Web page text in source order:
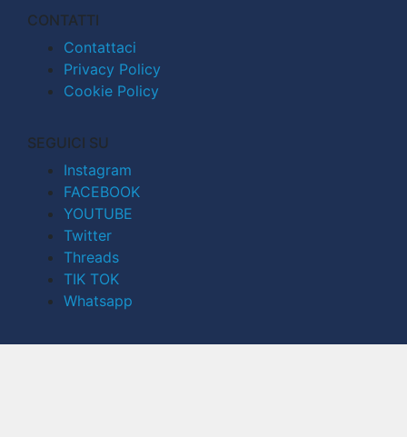
CONTATTI
Contattaci
Privacy Policy
Cookie Policy
SEGUICI SU
Instagram
FACEBOOK
YOUTUBE
Twitter
Threads
TIK TOK
Whatsapp